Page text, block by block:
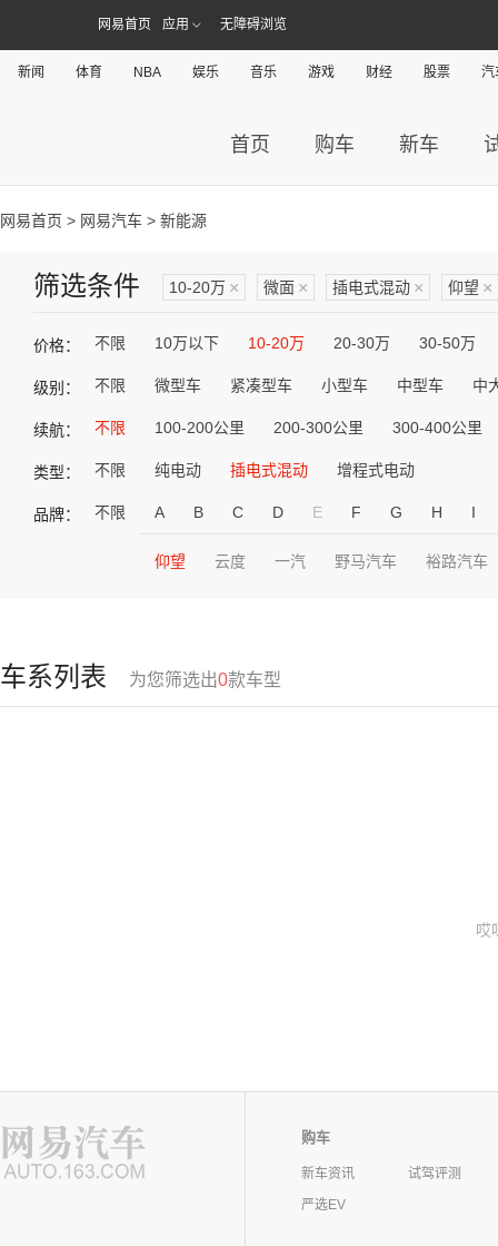
网易首页 应用 无障碍浏览
新闻 体育 NBA 娱乐 音乐 游戏 财经 股票 汽
首页 购车 新车
网易首页 > 网易汽车 > 新能源
筛选条件 10-20万 × 微面 × 插电式混动 × 仰望 ×
价格： 不限 10万以下 10-20万 20-30万 30-50万
级别： 不限 微型车 紧凑型车 小型车 中型车 中
续航： 不限 100-200公里 200-300公里 300-400公里
类型： 不限 纯电动 插电式混动 增程式电动
品牌： 不限 A B C D E F G H I
仰望 云度 一汽 野马汽车 裕路汽车
车系列表 为您筛选出0款车型
哎
购车
新车资讯
试驾评测
严选EV